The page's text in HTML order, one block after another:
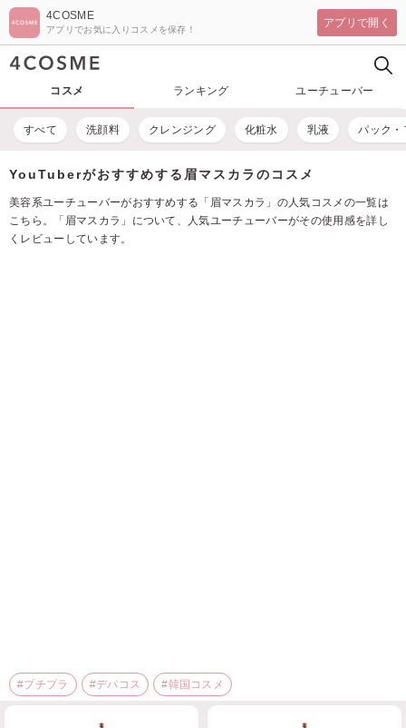
4COSME
アプリでお気に入りコスメを保存！
アプリで開く
コスメ ランキング ユーチューバー
すべて 洗顔料 クレンジング 化粧水 乳液 パック・
YouTuberがおすすめする眉マスカラのコスメ
美容系ユーチューバーがおすすめする「眉マスカラ」の人気コスメの一覧は
こちら。「眉マスカラ」について、人気ユーチューバーがその使用感を詳し
くレビューしています。
#プチプラ #デパコス #韓国コスメ